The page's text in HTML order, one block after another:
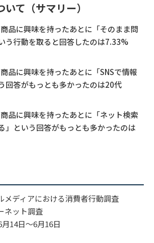
て（サマリー）
品に興味を持ったあとに「そのまま問
う行動を取ると回答したのは7.33%
品に興味を持ったあとに「SNSで情報
回答がもっとも多かったのは20代
品に興味を持ったあとに「ネット検索
」という回答がもっとも多かったのは
メディアにおける消費者行動調査
ネット調査
14日〜6月16日